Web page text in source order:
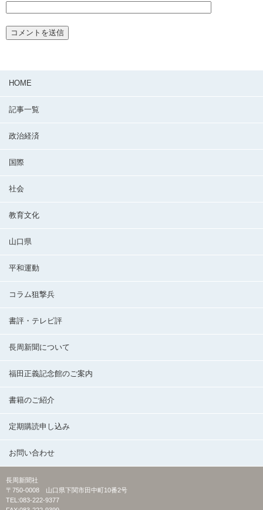
HOME
記事一覧
政治経済
国際
社会
教育文化
山口県
平和運動
コラム狙撃兵
書評・テレビ評
長周新聞について
福田正義記念館のご案内
書籍のご紹介
定期購読申し込み
お問い合わせ
長周新聞社
〒750-0008 山口県下関市田中町10番2号
TEL:083-222-9377